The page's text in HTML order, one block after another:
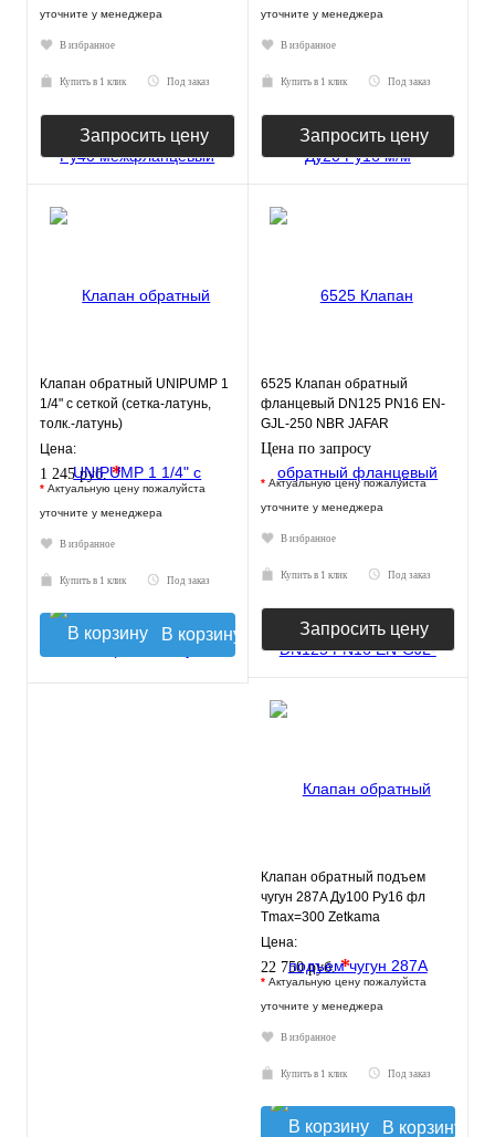
уточните у менеджера
В избранное
Купить в 1 клик Под заказ
Запросить цену
уточните у менеджера
В избранное
Купить в 1 клик Под заказ
Запросить цену
Клапан обратный UNIPUMP 1
1/4" с сеткой (сетка-латунь,
толк.-латунь)
Цена:
1 245 руб.*
* Актуальную цену пожалуйста
уточните у менеджера
В избранное
Купить в 1 клик Под заказ
В корзину
6525 Клапан обратный
фланцевый DN125 PN16 EN-
GJL-250 NBR JAFAR
Цена по запросу
* Актуальную цену пожалуйста
уточните у менеджера
В избранное
Купить в 1 клик Под заказ
Запросить цену
Клапан обратный подъем
чугун 287A Ду100 Ру16 фл
Tmax=300 Zetkama
287A100C31
Цена:
22 750 руб.*
* Актуальную цену пожалуйста
уточните у менеджера
В избранное
Купить в 1 клик Под заказ
В корзину